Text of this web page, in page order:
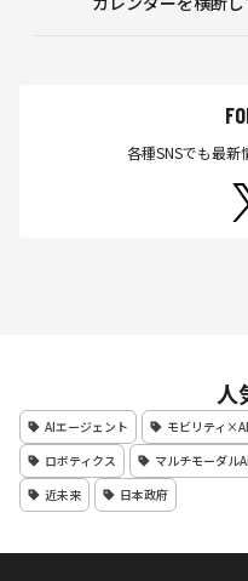
各種SNSでも最
人
AIエージェント モビリティ×AI
ロボティクス
マルチモーダルAI
近未来
日本政府